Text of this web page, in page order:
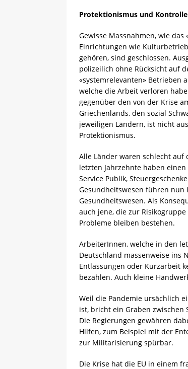
Protektionismus und
Gewisse Massnahmen, wie
Einrichtungen wie
gehören, sind geschlossen.
polizeilich ohne Rücksicht auf
«systemrelevanten» Betrieben
welche die Arbeit verloren
gegenüber den von der Krise
Griechenlands, den sozial
jeweiligen Ländern, ist nicht
Protektionismus.
Alle Länder waren schlecht
letzten Jahrzehnte haben
Service Publik,
Gesundheitswesen führen nun
Gesundheitswesen. Als
auch jene, die zur
Probleme bleiben bestehen.
ArbeiterInnen, welche in den
Deutschland massenweise ins
Entlassungen oder Kurzarbeit
bezahlen. Auch kleine
Weil die Pandemie ursächlich
ist, bricht ein Graben
Die Regierungen gewähren
Hilfen, zum Beispiel mit der
zur Militarisierung spürbar.
Die Krise hat die EU in einem